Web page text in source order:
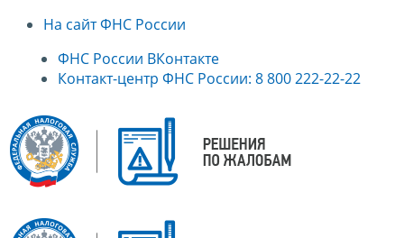
На сайт ФНС России
ФНС России ВКонтакте
Контакт-центр ФНС России: 8 800 222-22-22